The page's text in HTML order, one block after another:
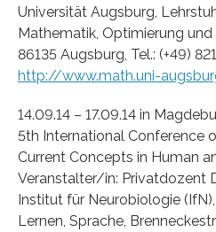
Universität Augsburg,
Mathematik, Optimierung und
86135 Augsburg, Tel.: (+49)
http://www.math.uni-
14.09.14 – 17.09.14 in
5th International Conference
Current Concepts in Human
Veranstalter/in: Privatdozent
Institut für Neurobiologie
Lernen, Sprache,